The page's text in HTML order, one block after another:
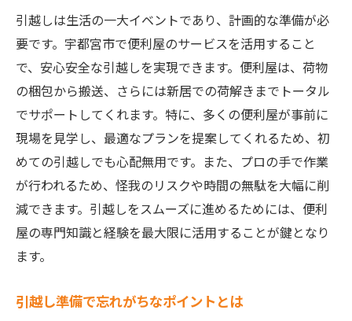
引越しは生活の一大イベントであり、計画的な準備が必
要です。宇都宮市で便利屋のサービスを活用すること
で、安心安全な引越しを実現できます。便利屋は、荷物
の梱包から搬送、さらには新居での荷解きまでトータル
でサポートしてくれます。特に、多くの便利屋が事前に
現場を見学し、最適なプランを提案してくれるため、初
めての引越しでも心配無用です。また、プロの手で作業
が行われるため、怪我のリスクや時間の無駄を大幅に削
減できます。引越しをスムーズに進めるためには、便利
屋の専門知識と経験を最大限に活用することが鍵となり
ます。
引越し準備で忘れがちなポイントとは